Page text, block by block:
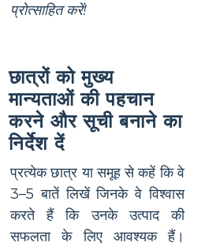
प्रोत्साहित करें!
छात्रों को मुख्य
मान्यताओं की पहचान
करने और सूची बनाने का
निर्देश दें
प्रत्येक छात्र या समूह से कहें कि वे
3–5 बातें लिखें जिनके वे विश्वास
करते हैं कि उनके उत्पाद की
सफलता के लिए आवश्यक हैं।